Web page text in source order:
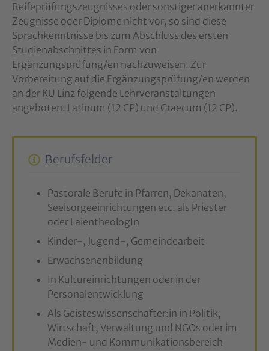
Reifeprüfungszeugnisses oder sonstiger anerkannter
Zeugnisse oder Diplome nicht vor, so sind diese
Sprachkenntnisse bis zum Abschluss des ersten
Studienabschnittes in Form von
Ergänzungsprüfung/en nachzuweisen. Zur
Vorbereitung auf die Ergänzungsprüfung/en werden
an der KU Linz folgende Lehrveranstaltungen
angeboten: Latinum (12 CP) und Graecum (12 CP).
Berufsfelder
Pastorale Berufe in Pfarren, Dekanaten,
Seelsorgeeinrichtungen etc. als Priester
oder LaientheologIn
Kinder-, Jugend-, Gemeindearbeit
Erwachsenenbildung
In Kultureinrichtungen oder in der
Personalentwicklung
Als Geisteswissenschafter:in in Politik,
Wirtschaft, Verwaltung und NGOs oder im
Medien- und Kommunikationsbereich